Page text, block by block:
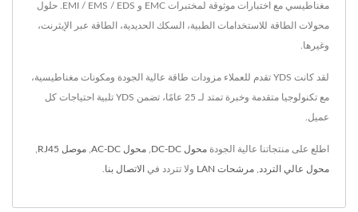
مغناطيسي مع اختبارات موثوقة لمختبرات EMC و EMI / EMS / EDS. حلول
محولات الطاقة للاستخدامات الطبية، السكك الحديدية، الطاقة عبر الإيثرنت،
وغيرها.
لقد كانت YDS تقدم للعملاء مزودات طاقة عالية الجودة ومكونات مغناطيسية،
مع تكنولوجيا متقدمة وخبرة تمتد لـ 25 عامًا، تضمن YDS تلبية احتياجات كل
عميل.
اطلع على منتجاتنا عالية الجودة محول DC-DC محول AC-DC موصل RJ45
محول عالي التردد مرشحات LAN ولا تتردد في الاتصال بنا